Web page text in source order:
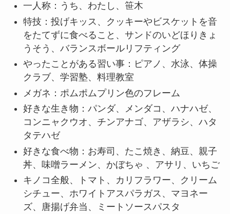
一人称：うち、わたし、笹木
特技：投げキッス、クッキーやビスケットを音
をたてずに食べること、サンドのいどほりきょ
うそう、バランスボールリフティング
やったことがある習い事：ピアノ、水泳、体操
クラブ、学習塾、料理教室
メガネ：ポムポムプリン色のフレーム
好きな生き物：パンダ、メンダコ、ハナハゼ、
コンニャクウオ、チンアナゴ、アザラシ、ハタ
タテハゼ
好きな食べ物：お寿司、たこ焼き、納豆、親子
丼、味噌ラーメン、かぼちゃ 、アサリ、いちご
キノコ全般、トマト、カリフラワー、クリーム
シチュー、ホワイトアスパラガス、マヨネー
ズ、唐揚げ弁当、ミートソースパスタ